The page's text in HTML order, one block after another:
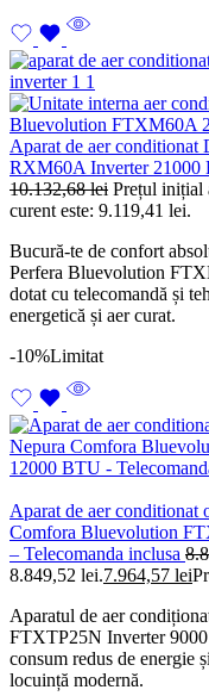
Aparat de aer
RXM60A Inverter 21000
10.132,68lei Prețul inițial
curent este: 9.119,41 lei.
Bucură-te de confort
Perfera Bluevolution
dotat cu telecomandă și
energetică și aer curat.
-10%Limitat
Aparat de aer conditionat
Comfora Bluevolution
– Telecomanda inclusa
8.849,52 lei.7.964,57 lei
Aparatul de aer
FTXTP25N Inverter
consum redus de energie
locuință modernă.